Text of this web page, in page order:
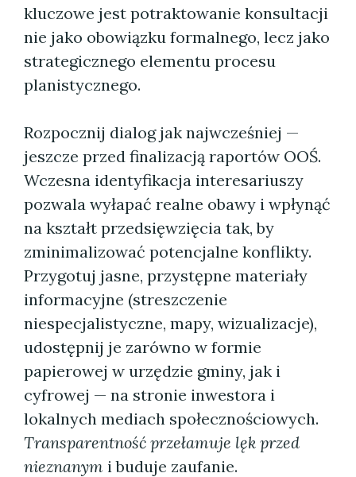
kluczowe jest potraktowanie konsultacji
nie jako obowiązku formalnego, lecz jako
strategicznego elementu procesu
planistycznego.
Rozpocznij dialog jak najwcześniej —
jeszcze przed finalizacją raportów OOŚ.
Wczesna identyfikacja interesariuszy
pozwala wyłapać realne obawy i wpłynąć
na kształt przedsięwzięcia tak, by
zminimalizować potencjalne konflikty.
Przygotuj jasne, przystępne materiały
informacyjne (streszczenie
niespecjalistyczne, mapy, wizualizacje),
udostępnij je zarówno w formie
papierowej w urzędzie gminy, jak i
cyfrowej — na stronie inwestora i
lokalnych mediach społecznościowych.
Transparentność przełamuje lęk przed
nieznanym i buduje zaufanie.